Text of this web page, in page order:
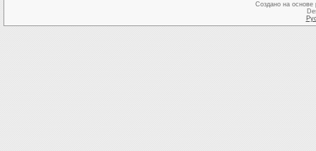
Создано на основе